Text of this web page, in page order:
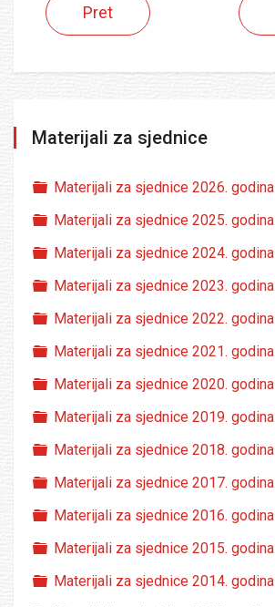
Pret
Materijali za sjednice
Folder
Materijali za sjednice 2026. godina
Folder
Materijali za sjednice 2025. godina
Folder
Materijali za sjednice 2024. godina
Folder
Materijali za sjednice 2023. godina
Folder
Materijali za sjednice 2022. godina
Folder
Materijali za sjednice 2021. godina
Folder
Materijali za sjednice 2020. godina
Folder
Materijali za sjednice 2019. godina
Folder
Materijali za sjednice 2018. godina
Folder
Materijali za sjednice 2017. godina
Folder
Materijali za sjednice 2016. godina
Folder
Materijali za sjednice 2015. godina
Folder
Materijali za sjednice 2014. godina